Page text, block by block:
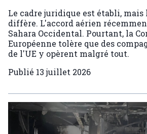
Le cadre juridique est établi, mais
diffère. L'accord aérien
Sahara Occidental. Pourtant, la
Européenne tolère que des
de l'UE y opèrent malgré tout.
Publié 13 juillet 2026